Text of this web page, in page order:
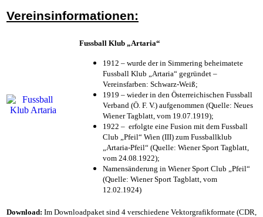
Vereinsinformationen:
Fussball Klub „Artaria“
1912 – wurde der in Simmering beheimatete
Fussball Klub „Artaria“ gegründet –
Vereinsfarben: Schwarz-Weiß;
1919 – wieder in den Österreichischen Fussball
Verband (Ö. F. V.) aufgenommen (Quelle: Neues
Wiener Tagblatt, vom 19.07.1919);
1922 – erfolgte eine Fusion mit dem Fussball
Club „Pfeil“ Wien (III) zum Fussballklub
„Artaria-Pfeil“ (Quelle: Wiener Sport Tagblatt,
vom 24.08.1922);
Namensänderung in Wiener Sport Club „Pfeil“
(Quelle: Wiener Sport Tagblatt, vom
12.02.1924)
Download: Im Downloadpaket sind 4 verschiedene Vektorgrafikformate (CDR,